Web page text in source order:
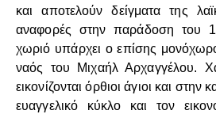
και αποτελούν δείγματα της
αναφορές στην παράδοση του
χωριό υπάρχει ο επίσης
ναός του Μιχαήλ Αρχαγγέλου.
εικονίζονται όρθιοι άγιοι και
ευαγγελικό κύκλο και τον